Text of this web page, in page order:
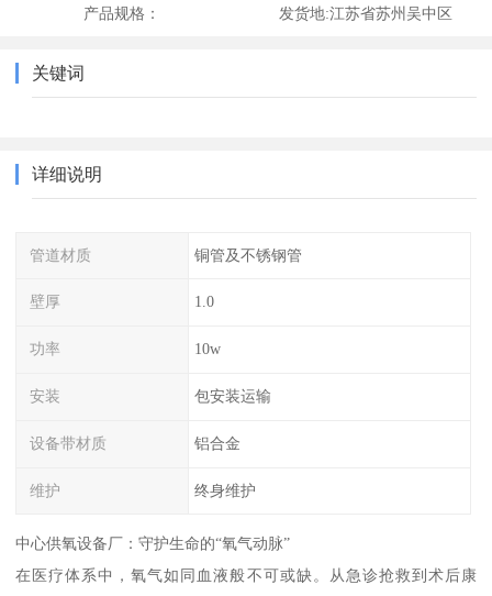
产品规格： 发货地:江苏省苏州吴中区
关键词
详细说明
管道材质 铜管及不锈钢管
壁厚 1.0
功率 10w
安装 包安装运输
设备带材质 铝合金
维护 终身维护
中心供氧设备厂：守护生命的“氧气动脉”
在医疗体系中，氧气如同血液般不可或缺。从急诊抢救到术后康